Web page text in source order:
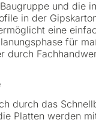
und die
in der
eine
für
durch
durch das
Platten werden